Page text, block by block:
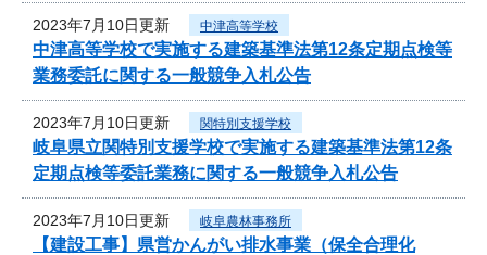
2023年7月10日更新 中津高等学校
中津高等学校で実施する建築基準法第12条定期点検等
業務委託に関する一般競争入札公告
2023年7月10日更新 関特別支援学校
岐阜県立関特別支援学校で実施する建築基準法第12条
定期点検等委託業務に関する一般競争入札公告
2023年7月10日更新 岐阜農林事務所
【建設工事】県営かんがい排水事業（保全合理化